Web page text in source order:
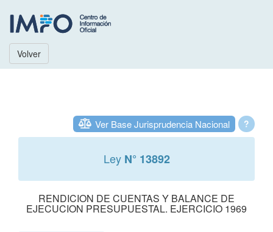
Volver
?
Ver Base Jurisprudencia Nacional
Ley N° 13892
RENDICION DE CUENTAS Y BALANCE DE
EJECUCION PRESUPUESTAL. EJERCICIO 1969